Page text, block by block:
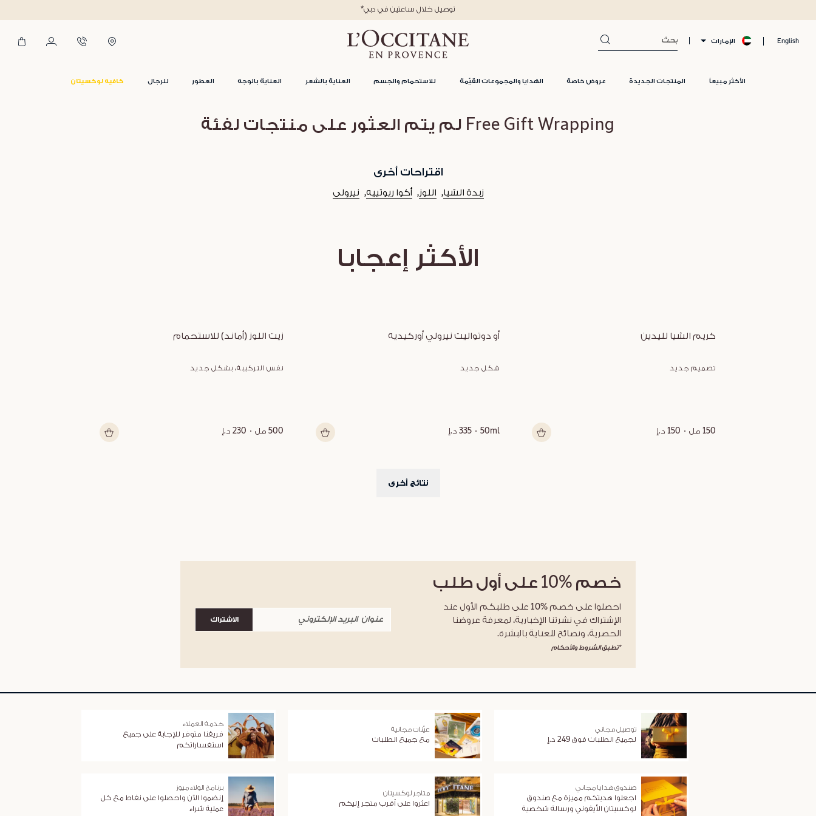
English الإمارات
الأكثر مبيعاً المنتجات الجديدة عروض خاصة الهدايا والمجموعات القيّمة للاستحمام والجسم العناية بالشعر العناية بالوجه العطور للرجال كافيه لوكسيتان
*توصيل خلال ساعتين في دبي
Free Gift Wrapping لم يتم العثور على منتجات لفئة
اقتراحات أخرى
زبدة الشيا اللوز أكوا ريوتييه نيرولي
الأكثر إعجابا
كريم الشيا لليدين
تصميم جديد
150 مل 150 د.إ
أو دوتواليت نيرولي أوركيديه
شكل جديد
50ml 335 د.إ
زيت اللوز (أماند) للاستحمام
نفس التركيبة، بشكل جديد
500 مل 230 د.إ
نتائج أخرى
خصم %10 على أول طلب
احصلوا على خصم %10 على طلبكم الأول عند
الإشتراك في نشرتنا الإخبارية، لمعرفة عروضنا
الحصرية، ونصائح للعناية بالبشرة.
*تطبق الشروط والأحكام
الاشتراك
توصيل مجاني
لجميع الطلبات فوق 249 د.إ
عيّنات مجانية
مع جميع الطلبات
خدمة العملاء
فريقنا متوفر للإجابة على جميع
استفساراتكم
صندوق هدايا مجاني
اجعلوا هديتكم مميزة مع صندوق
لوكسيتان الأيقوني ورسالة شخصية
متاجر لوكسيتان
اعثروا على أقرب متجر إليكم
برنامج الولاء ميوز
إنضموا الآن واحصلوا على نقاط مع كل
عملية شراء